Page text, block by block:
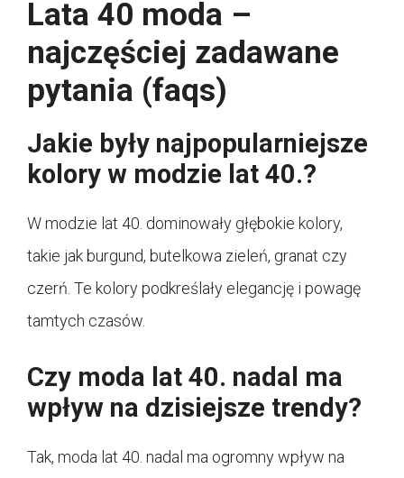
Lata 40 moda –
najczęściej zadawane
pytania (faqs)
Jakie były najpopularniejsze
kolory w modzie lat 40.?
W modzie lat 40. dominowały głębokie kolory,
takie jak burgund, butelkowa zieleń, granat czy
czerń. Te kolory podkreślały elegancję i powagę
tamtych czasów.
Czy moda lat 40. nadal ma
wpływ na dzisiejsze trendy?
Tak, moda lat 40. nadal ma ogromny wpływ na